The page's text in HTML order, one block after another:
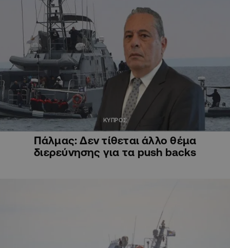
ΚΥΠΡΟΣ
Πάλμας: Δεν τίθεται άλλο θέμα
διερεύνησης για τα push backs